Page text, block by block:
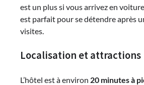
est un plus si vous arrivez en
est parfait pour se détendre après
visites.
Localisation et attractions
L’hôtel est à environ 20 minutes à